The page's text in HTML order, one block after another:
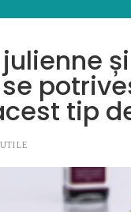
tip
UTILE